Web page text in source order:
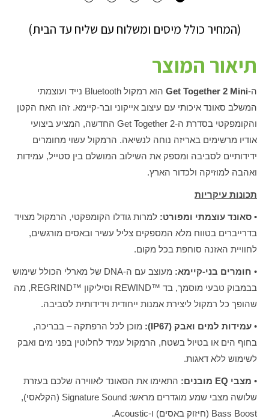
(המחיר כולל מיסים ומשלוח עם שליח עד הבית)
תיאור המוצר
ה-Get Together 2 Mini
הוא רמקול Bluetooth נייד ועוצמתי
המשלב סאונד איכותי עם עיצוב אייקוני ובר-קיימא. זהו האח הקטן
והקומפקטי בסדרת ה-Get Together 2 החדשה, המציע ביצועי
אודיו מרשימים באריזה נוחה לנשיאה. הרמקול עשוי מחומרים
ידידותיים לסביבה ומספק את השילוב המושלם בין סטייל, עמידות
ואהבה למוזיקה ולכדור הארץ.
תכונות עיקריות
• סאונד עוצמתי ומפורט: למרות גודלו הקומפקטי, הרמקול מצויד
בדרייברים בטווח מלא המספקים צליל עשיר ובאסים מורגשים,
לחוויית האזנה סוחפת בכל מקום.
• חומרים בני-קיימא:
מעוצב עם ה-DNA של מארלי הכולל שימוש
בבמבוק טבעי מוסמך, בד ™REWIND וסיליקון ™REGRIND, מה
שהופך כל רמקול ליצירת אמנות ייחודית וידידותית לסביבה.
• עמידות למים ואבק (IP67):
מוכן לכל הרפתקה – בבריכה,
בחוף הים או בטיול בשטח, הרמקול עמיד לחלוטין בפני מים ואבק
לשימוש ללא דאגות.
• מצבי EQ מובנים:
התאימו את הסאונד לאווירה שלכם בעזרת
שלושה מצבי שמע מוגדרים מראש: Signature Sound (הקלאסי),
Bass Boost (חיזוק באסים) ו-Acoustic.